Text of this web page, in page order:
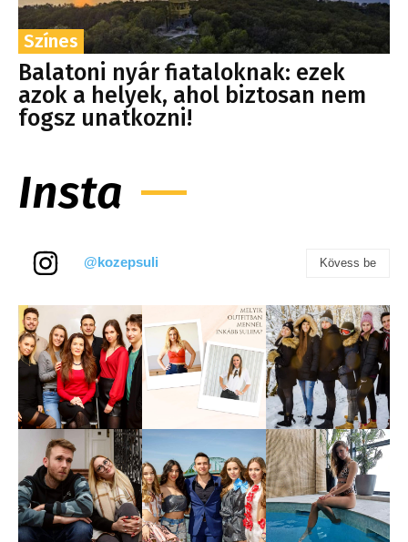
Színes
Balatoni nyár fiataloknak: ezek
azok a helyek, ahol biztosan nem
fogsz unatkozni!
Insta
@kozepsuli Kövess be